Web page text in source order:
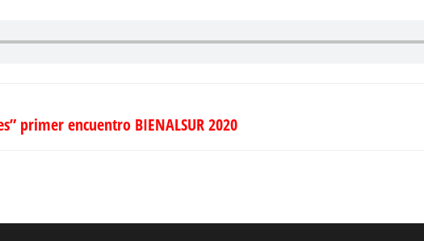
primer encuentro BIENALSUR 2020